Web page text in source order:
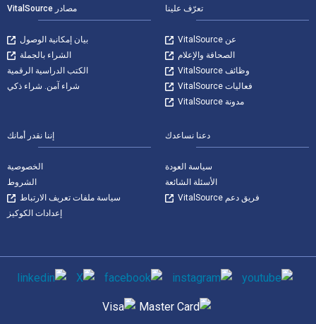
تعرّف علينا
عن VitalSource
الصحافة والإعلام
وظائف VitalSource
فعاليات VitalSource
مدونة VitalSource
مصادر VitalSource
بيان إمكانية الوصول
الشراء بالجملة
الكتب الدراسية الرقمية
شراء آمن. شراء ذكي
دعنا نساعدك
سياسة العودة
الأسئلة الشائعة
فريق دعم VitalSource
إننا نقدر أمانك
الخصوصية
الشروط
سياسة ملفات تعريف الارتباط
إعدادات الكوكيز
وسائل التواصل الاجتماعي